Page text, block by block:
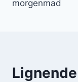
morgenmad